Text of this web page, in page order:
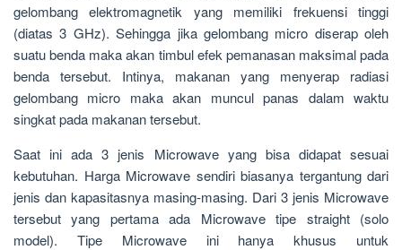
gelombang elektromagnetik yang memiliki frekuensi tinggi
(diatas 3 GHz). Sehingga jika gelombang micro diserap oleh
suatu benda maka akan timbul efek pemanasan maksimal pada
benda tersebut. Intinya, makanan yang menyerap radiasi
gelombang micro maka akan muncul panas dalam waktu
singkat pada makanan tersebut.
Saat ini ada 3 jenis Microwave yang bisa didapat sesuai
kebutuhan. Harga Microwave sendiri biasanya tergantung dari
jenis dan kapasitasnya masing-masing. Dari 3 jenis Microwave
tersebut yang pertama ada Microwave tipe straight (solo
model). Tipe Microwave ini hanya khusus untuk